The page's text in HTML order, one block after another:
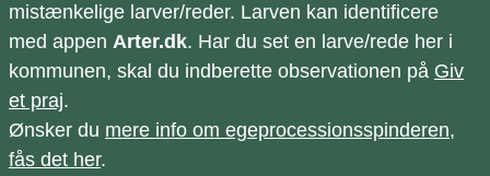
mistænkelige larver/reder. Larven kan identificere
med appen Arter.dk. Har du set en larve/rede her i
kommunen, skal du indberette observationen på Giv
et praj.
Ønsker du mere info om egeprocessionsspinderen,
fås det her.